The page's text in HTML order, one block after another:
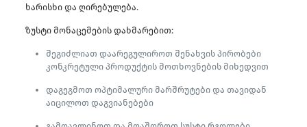
ხარისხი და ღირებულება.
ზუსტი მონაცემების დახმარებით:
შეგიძლიათ დაარეგულიროთ შენახვის პირობები
კონკრეტული პროდუქტის მოთხოვნების მიხედვით
დაგეგმოთ ოპტიმალური მარშრუტები და თავიდან
აიცილოთ დაგვიანებები